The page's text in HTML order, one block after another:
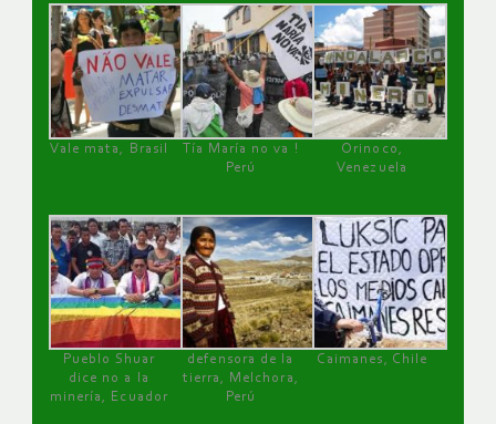
Vale mata, Brasil
Tía María no va !
Perú
Orinoco,
Venezuela
Pueblo Shuar
dice no a la
minería, Ecuador
defensora de la
tierra, Melchora,
Perú
Caimanes, Chile